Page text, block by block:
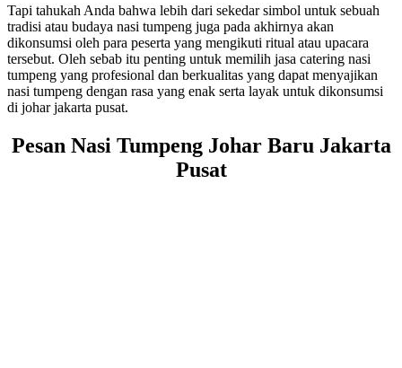
Tapi tahukah Anda bahwa lebih dari sekedar simbol untuk sebuah
tradisi atau budaya nasi tumpeng juga pada akhirnya akan
dikonsumsi oleh para peserta yang mengikuti ritual atau upacara
tersebut. Oleh sebab itu penting untuk memilih jasa catering nasi
tumpeng yang profesional dan berkualitas yang dapat menyajikan
nasi tumpeng dengan rasa yang enak serta layak untuk dikonsumsi
di johar jakarta pusat.
Pesan Nasi Tumpeng Johar Baru Jakarta
Pusat